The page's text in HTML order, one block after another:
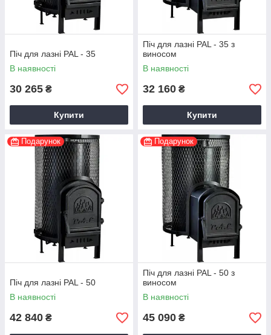
Піч для лазні PAL - 35
В наявності
30 265 ₴
Купити
Піч для лазні PAL - 35 з
виносом
В наявності
32 160 ₴
Купити
Подарунок
Піч для лазні PAL - 50
В наявності
42 840 ₴
Подарунок
Піч для лазні PAL - 50 з
виносом
В наявності
45 090 ₴